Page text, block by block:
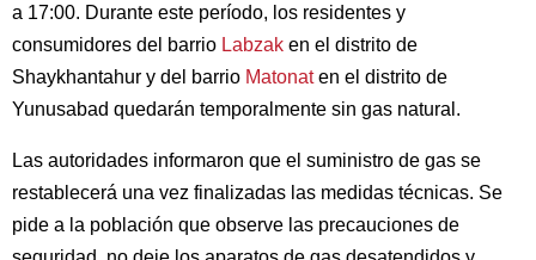
a 17:00. Durante este período, los residentes y
consumidores del barrio Labzak en el distrito de
Shaykhantahur y del barrio Matonaten el distrito de
Yunusabad quedarán temporalmente sin gas natural.
Las autoridades informaron que el suministro de gas se
restablecerá una vez finalizadas las medidas técnicas. Se
pide a la población que observe las precauciones de